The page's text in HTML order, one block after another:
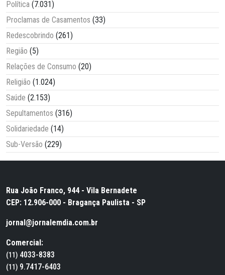
Política (7.031)
Proclamas de Casamentos (33)
Redescobrindo (261)
Região (5)
Relações de Consumo (20)
Religião (1.024)
Saúde (2.153)
Sepultamentos (316)
Solidariedade (14)
Sub-Versão (229)
Rua João Franco, 944 - Vila Bernadete
CEP: 12.906-000 - Bragança Paulista - SP
jornal@jornalemdia.com.br
Comercial:
(11) 4033-8383
(11) 9.7417-6403